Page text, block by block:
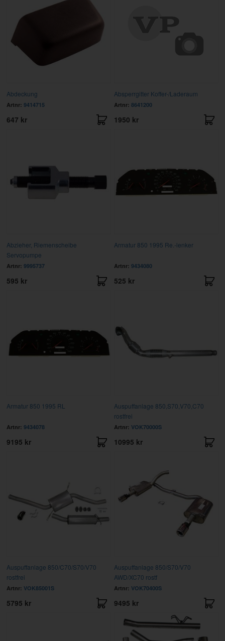
Abdeckung
Artnr: 9414715
647 kr
Absperrgitter Koffer-/Laderaum
Artnr: 8641200
1950 kr
Abzieher, Riemenscheibe
Servopumpe
Artnr: 9995737
595 kr
Armatur 850 1995 Re.-lenker
Artnr: 9434080
525 kr
Armatur 850 1995 RL
Artnr: 9434078
9195 kr
Auspuffanlage 850,S70,V70,C70
rostfrei
Artnr: VOK70000S
10995 kr
Auspuffanlage 850/C70/S70/V70
rostfrei
Artnr: VOK85001S
5795 kr
Auspuffanlage 850/S70/V70
AWD/XC70 rostf
Artnr: VOK70400S
9495 kr